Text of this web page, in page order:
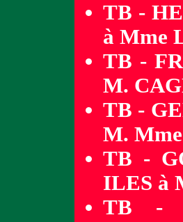
TB -
à Mme
TB -
M.
TB -
M.
TB -
ILES à
TB -